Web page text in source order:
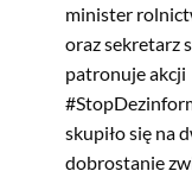
minister
oraz sekretarz
patronuje akcji
skupiło się na
dobrostanie